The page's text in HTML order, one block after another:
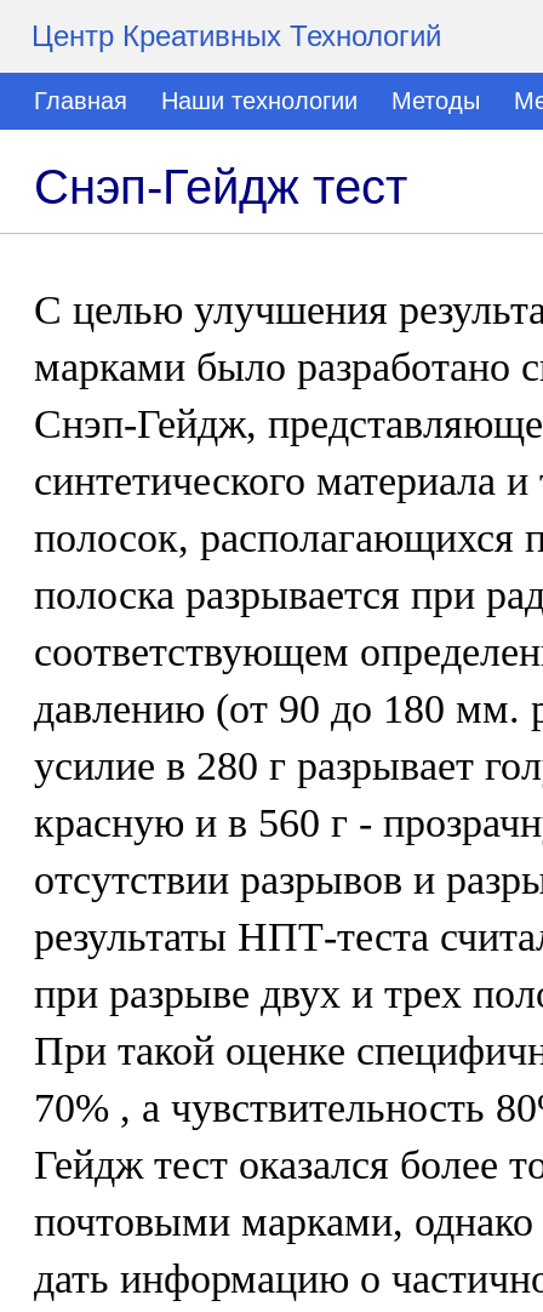
Центр Креативных Технологий
Главная Наши технологии Методы
Снэп-Гейдж тест
С целью улучшения
марками было разработано
Снэп-Гейдж,
синтетического материала
полосок, располагающихся
полоска разрывается при
соответствующем
давлению (от 90 до 180 мм.
усилие в 280 г разрывает
красную и в 560 г -
отсутствии разрывов и
результаты НПТ-теста
при разрыве двух и трех
При такой оценке
70% , а чувствительность
Гейдж тест оказался более
почтовыми марками,
дать информацию о